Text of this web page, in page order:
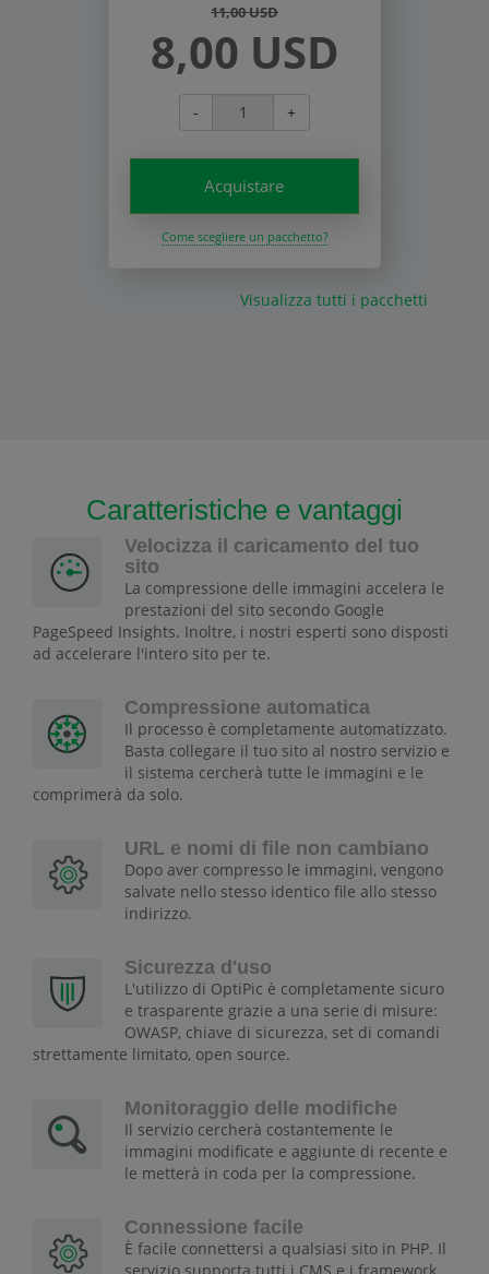
11,00 USD
8,00 USD
- +
Acquistare
Come scegliere un pacchetto?
Visualizza tutti i pacchetti
Caratteristiche e vantaggi
Velocizza il caricamento del tuo
sito
La compressione delle immagini accelera le
prestazioni del sito secondo Google
PageSpeed Insights. Inoltre, i nostri esperti sono disposti
ad accelerare l'intero sito per te.
Compressione automatica
Il processo è completamente automatizzato.
Basta collegare il tuo sito al nostro servizio e
il sistema cercherà tutte le immagini e le
comprimerà da solo.
URL e nomi di file non cambiano
Dopo aver compresso le immagini, vengono
salvate nello stesso identico file allo stesso
indirizzo.
Sicurezza d'uso
L'utilizzo di OptiPic è completamente sicuro
e trasparente grazie a una serie di misure:
OWASP, chiave di sicurezza, set di comandi
strettamente limitato, open source.
Monitoraggio delle modifiche
Il servizio cercherà costantemente le
immagini modificate e aggiunte di recente e
le metterà in coda per la compressione.
Connessione facile
È facile connettersi a qualsiasi sito in PHP. Il